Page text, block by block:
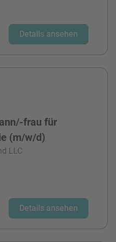
Details ansehen
frau für
(m/w/d)
LLC
Details ansehen